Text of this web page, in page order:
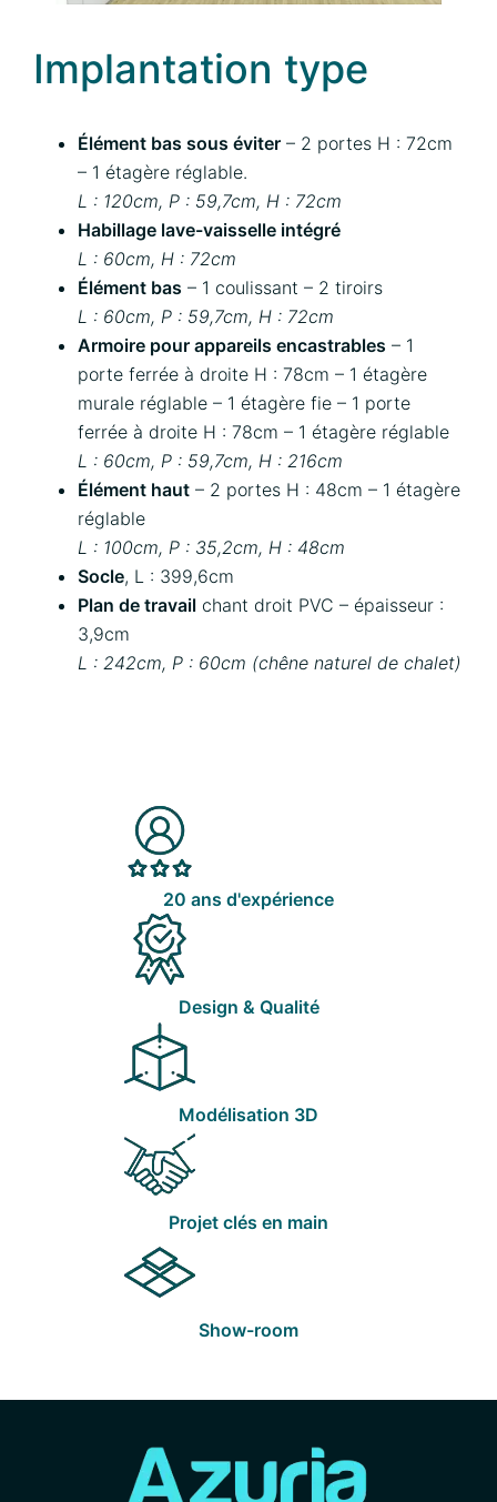
Implantation type
Élément bas sous éviter – 2 portes H : 72cm
– 1 étagère réglable.
L : 120cm, P : 59,7cm, H : 72cm
Habillage lave-vaisselle intégré
L : 60cm, H : 72cm
Élément bas – 1 coulissant – 2 tiroirs
L : 60cm, P : 59,7cm, H : 72cm
Armoire pour appareils encastrables – 1
porte ferrée à droite H : 78cm – 1 étagère
murale réglable – 1 étagère fie – 1 porte
ferrée à droite H : 78cm – 1 étagère réglable
L : 60cm, P : 59,7cm, H : 216cm
Élément haut – 2 portes H : 48cm – 1 étagère
réglable
L : 100cm, P : 35,2cm, H : 48cm
Socle, L : 399,6cm
Plan de travail chant droit PVC – épaisseur :
3,9cm
L : 242cm, P : 60cm (chêne naturel de chalet)
20 ans d'expérience
Design & Qualité
Modélisation 3D
Projet clés en main
Show-room